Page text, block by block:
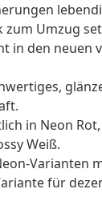
zum Umzug
in den neuen
in Neon
Weiß.
Varianten
für